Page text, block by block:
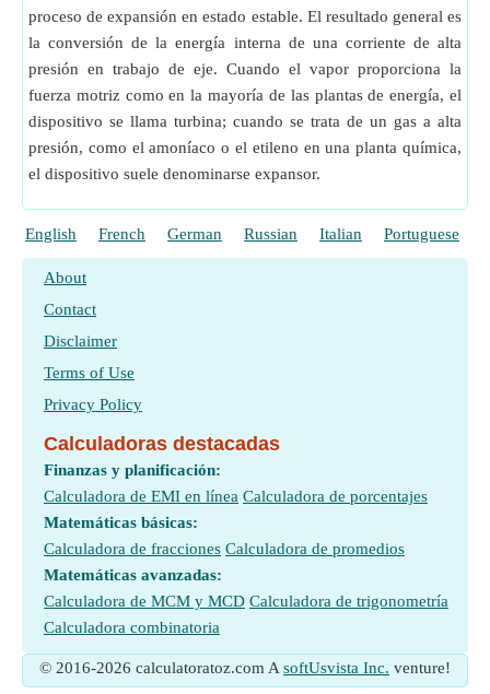
proceso de expansión en estado estable. El resultado general es
la conversión de la energía interna de una corriente de alta
presión en trabajo de eje. Cuando el vapor proporciona la
fuerza motriz como en la mayoría de las plantas de energía, el
dispositivo se llama turbina; cuando se trata de un gas a alta
presión, como el amoníaco o el etileno en una planta química,
el dispositivo suele denominarse expansor.
English French German Russian Italian Portuguese
About
Contact
Disclaimer
Terms of Use
Privacy Policy
Calculadoras destacadas
Finanzas y planificación:
Calculadora de EMI en línea Calculadora de porcentajes
Matemáticas básicas:
Calculadora de fracciones Calculadora de promedios
Matemáticas avanzadas:
Calculadora de MCM y MCD Calculadora de trigonometría
Calculadora combinatoria
© 2016-2026 calculatoratoz.com A softUsvista Inc. venture!